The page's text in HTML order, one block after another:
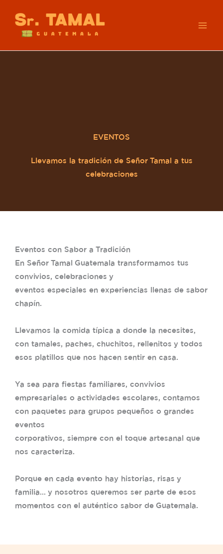
contenido
EVENTOS
Llevamos la tradición de Señor Tamal a tus
celebraciones
Eventos con Sabor a Tradición
En Señor Tamal Guatemala transformamos tus
convivios, celebraciones y
eventos especiales en experiencias llenas de sabor
chapín.
Llevamos la comida típica a donde la necesites,
con tamales, paches, chuchitos, rellenitos y todos
esos platillos que nos hacen sentir en casa.
Ya sea para fiestas familiares, convivios
empresariales o actividades escolares, contamos
con paquetes para grupos pequeños o grandes
eventos
corporativos, siempre con el toque artesanal que
nos caracteriza.
Porque en cada evento hay historias, risas y
familia… y nosotros queremos ser parte de esos
momentos con el auténtico sabor de Guatemala.